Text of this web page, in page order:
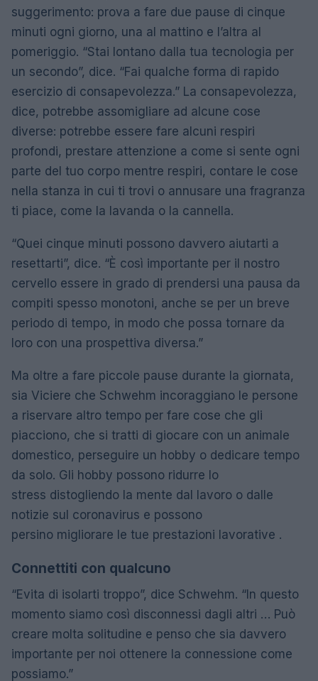
suggerimento: prova a fare due pause di cinque
minuti ogni giorno, una al mattino e l’altra al
pomeriggio. “Stai lontano dalla tua tecnologia per
un secondo”, dice. “Fai qualche forma di rapido
esercizio di consapevolezza.” La consapevolezza,
dice, potrebbe assomigliare ad alcune cose
diverse: potrebbe essere fare alcuni respiri
profondi, prestare attenzione a come si sente ogni
parte del tuo corpo mentre respiri, contare le cose
nella stanza in cui ti trovi o annusare una fragranza
ti piace, come la lavanda o la cannella.
“Quei cinque minuti possono davvero aiutarti a
resettarti”, dice. “È così importante per il nostro
cervello essere in grado di prendersi una pausa da
compiti spesso monotoni, anche se per un breve
periodo di tempo, in modo che possa tornare da
loro con una prospettiva diversa.”
Ma oltre a fare piccole pause durante la giornata,
sia Viciere che Schwehm incoraggiano le persone
a riservare altro tempo per fare cose che gli
piacciono, che si tratti di giocare con un animale
domestico, perseguire un hobby o dedicare tempo
da solo. Gli hobby possono ridurre lo
stress distogliendo la mente dal lavoro o dalle
notizie sul coronavirus e possono
persino migliorare le tue prestazioni lavorative .
Connettiti con qualcuno
“Evita di isolarti troppo”, dice Schwehm. “In questo
momento siamo così disconnessi dagli altri … Può
creare molta solitudine e penso che sia davvero
importante per noi ottenere la connessione come
possiamo.”